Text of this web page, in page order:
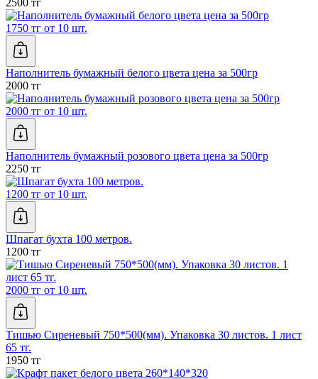
2500 тг
1750 тг от 10 шт.
Наполнитель бумажный белого цвета цена за 500гр
2000 тг
2000 тг от 10 шт.
Наполнитель бумажный розового цвета цена за 500гр
2250 тг
1200 тг от 10 шт.
Шпагат бухта 100 метров.
1200 тг
2000 тг от 10 шт.
Тишью Сиреневый 750*500(мм). Упаковка 30 листов. 1 лист
65 тг.
1950 тг